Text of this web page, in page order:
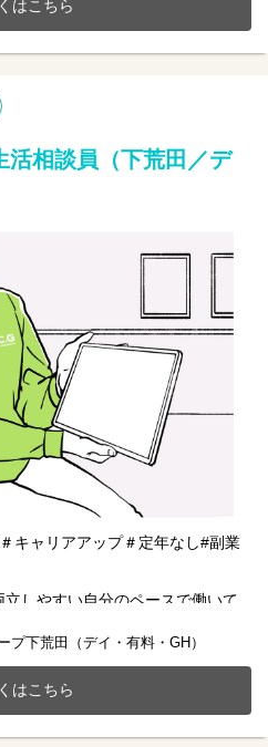
が活躍中です。
発揮して頂ける方を募集してい
勤は希望者のみ
ートしますのでご安心ください
はこちら
活相談員（下荒田／デ
キャリアアップ＃定年なし#副業
しやすい自分のペースで働いて
ーム(定員27名)とデイサービス
が活躍中です。
発揮して頂ける方を募集してい
プ下荒田（デイ・有料・GH）
はこちら